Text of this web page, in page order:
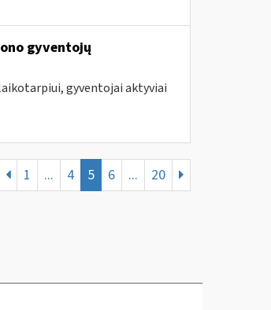
gyventojų
gyventojai aktyviai
1 ... 4 5 6 ... 20